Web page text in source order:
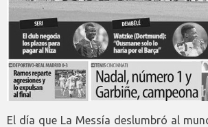
El día que La Messía deslumbró al